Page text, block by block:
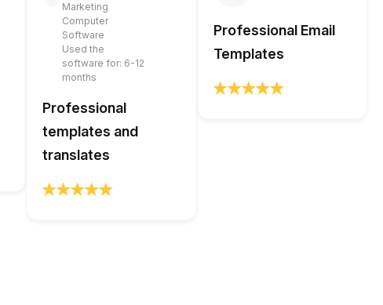
Marketing
Computer
Software
Used the
software for: 6-12
months
Professional
templates and
translates
Professional Email
Templates